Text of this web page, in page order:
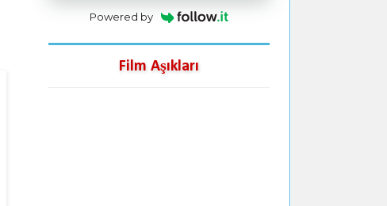
Powered by
Film Aşıkları